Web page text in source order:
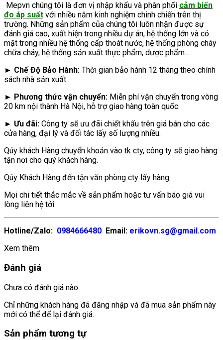
Mepvn chúng tôi là đơn vị nhập khẩu và phân phối cảm biến
đo áp suất với nhiều năm kinh nghiệm chinh chiến trên thị
trường. Những sản phẩm của chúng tôi luôn nhận được sự
đánh giá cao, xuất hiện trong nhiều dự án, hệ thống lớn và có
mặt trong nhiều hệ thống cấp thoát nước, hệ thống phòng cháy
chữa cháy, hệ thống sản xuất thực phẩm, dược phẩm…
► Chế Độ Bảo Hành: Thời gian bảo hành 12 tháng theo chính
sách nhà sản xuất
► Phương thức vận chuyển: Miễn phí vận chuyển trong vòng
20 km nội thành Hà Nội, hỗ trợ giao hàng toàn quốc.
► Ưu đãi: Công ty sẽ ưu đãi chiết khấu trên giá bán cho các
cửa hàng, đại lý và đối tác lấy số lượng nhiều.
Qúy khách Hàng chuyển khoản vào tk cty, công ty sẽ giao hàng
tận nơi cho quý khách hàng.
Qúy Khách Hàng đến tận văn phòng cty lấy hàng.
Mọi chi tiết thắc mắc về sản phẩm hoặc tư vấn báo giá vui
lòng liên hệ tới:
Hotline/Zalo: 0984666480 Email: erikovn.sg@gmail.com
Xem thêm
Đánh giá
Chưa có đánh giá nào.
Chỉ những khách hàng đã đăng nhập và đã mua sản phẩm này
mới có thể để lại đánh giá.
Sản phẩm tương tự